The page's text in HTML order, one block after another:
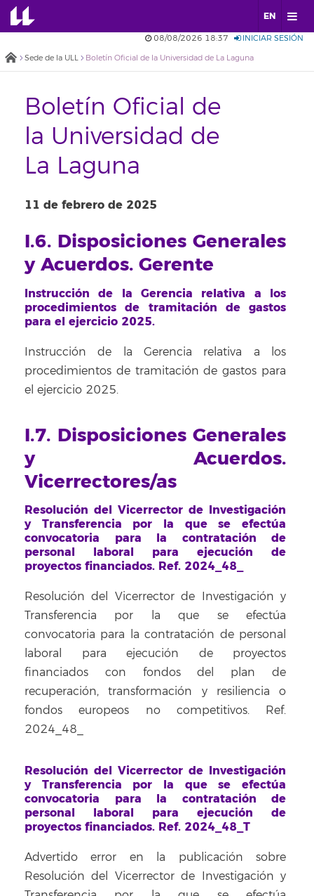
EN
08/08/2026 18:37 INICIAR SESIÓN
Sede de la ULL Boletín Oficial de la Universidad de La Laguna
Boletín Oficial de
la Universidad de
La Laguna
11 de febrero de 2025
I.6. Disposiciones Generales
y Acuerdos. Gerente
Instrucción de la Gerencia relativa a los
procedimientos de tramitación de gastos
para el ejercicio 2025.
Instrucción de la Gerencia relativa a los
procedimientos de tramitación de gastos para
el ejercicio 2025.
I.7. Disposiciones Generales
y Acuerdos.
Vicerrectores/as
Resolución del Vicerrector de Investigación
y Transferencia por la que se efectúa
convocatoria para la contratación de
personal laboral para ejecución de
proyectos financiados. Ref. 2024_48_
Resolución del Vicerrector de Investigación y
Transferencia por la que se efectúa
convocatoria para la contratación de personal
laboral para ejecución de proyectos
financiados con fondos del plan de
recuperación, transformación y resiliencia o
fondos europeos no competitivos. Ref.
2024_48_
Resolución del Vicerrector de Investigación
y Transferencia por la que se efectúa
convocatoria para la contratación de
personal laboral para ejecución de
proyectos financiados. Ref. 2024_48_T
Advertido error en la publicación sobre
Resolución del Vicerrector de Investigación y